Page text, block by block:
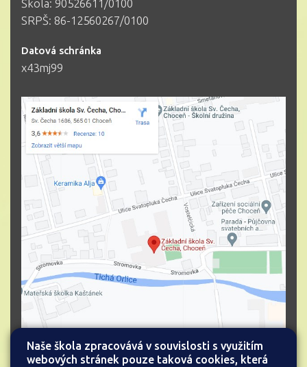
Škola: 90526611/0100
SRPŠ: 86-12560267/0100
Datová schránka
x43mj99
Naše škola zpracovává v souvislosti s využitím
webových stránek pouze taková cookies, která